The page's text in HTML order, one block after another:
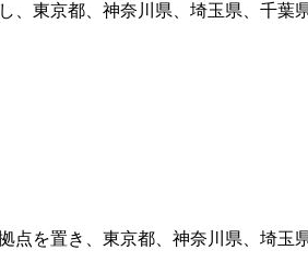
、東京都、神奈川県、埼玉県、千
点を置き、東京都、神奈川県、埼